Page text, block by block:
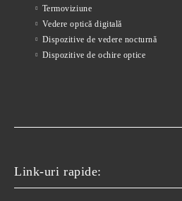
Termoviziune
Vedere optică digitală
Dispozitive de vedere nocturnă
Dispozitive de ochire optice
Link-uri rapide: